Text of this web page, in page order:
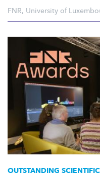
FNR, University of
OUTSTANDING